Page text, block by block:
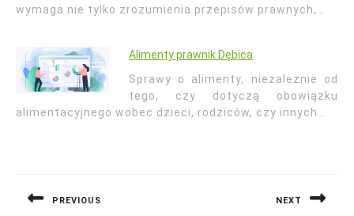
wymaga nie tylko zrozumienia przepisów prawnych,…
Alimenty prawnik Dębica
Sprawy o alimenty, niezależnie od
tego, czy dotyczą obowiązku
alimentacyjnego wobec dzieci, rodziców, czy innych…
PREVIOUS NEXT